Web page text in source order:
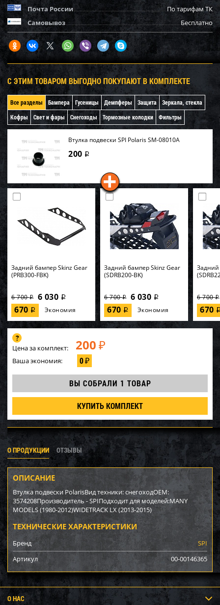
Почта России
По тарифам ТК
Самовывоз
Бесплатно
С ЭТИМ ТОВАРОМ ВЫГОДНО ПОКУПАЮТ В КОМПЛЕКТЕ
Все разделы Бампера Гусеницы Демпферы Защита
Зеркала, стекла
Кофры
Свет и фары Снегоходы Тормозные колодки Фильтры
Втулка подвески SPI Polaris SM-08010A
200 i
Задний бампер Skinz Gear
(PRB300-FBK)
6 700i 6 030 i
670 i Экономия
Задний бампер Skinz Gear
(SDRB200-BK)
6 700i 6 030 i
670 i Экономия
Задний
6 700i
670
Цена за комплект: 200 ₽
Ваша экономия: 0₽
ВЫ СОБРАЛИ 1 ТОВАР
КУПИТЬ КОМПЛЕКТ
О ПРОДУКЦИИ ОТЗЫВЫ
ОПИСАНИЕ
Втулка подвески PolarisВид техники: снегоходOEM:
3574208Производитель - SPIПодходит для моделей:MANY
MODELS (1980-2012)WIDETRACK LX (2013-2015)
ТЕХНИЧЕСКИЕ ХАРАКТЕРИСТИКИ
Бренд
SPI
Артикул
00-00146365
О НАС